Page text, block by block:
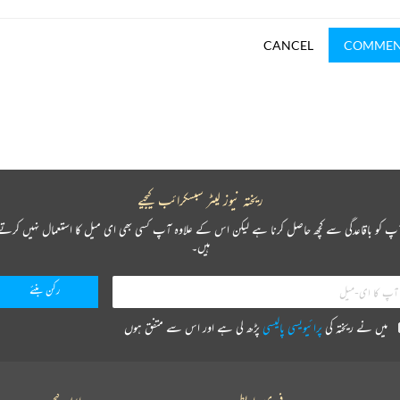
CANCEL
ریختہ نیوز لیٹر سبسکرائب کیجیے
کو باقاعدگی سے کچھ حاصل کرنا ہے لیکن اس کے علاوہ آپ کسی بھی ای میل کا استعمال نہیں
ہیں۔
میں نے ریختہ کیپرائیویسی پالیسیپڑھ لی ہے اور اس سے متفق ہوں